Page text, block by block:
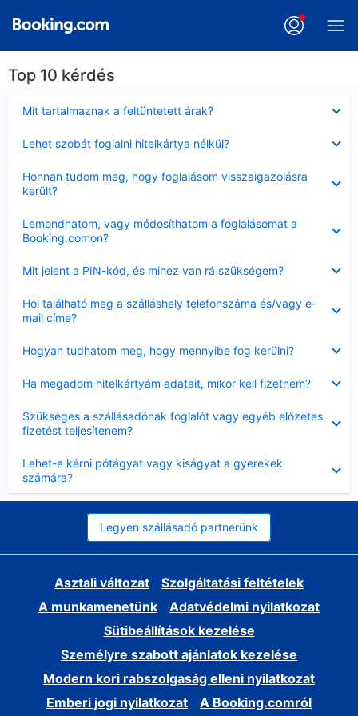
Top 10 kérdés
Mit tartalmaznak a feltüntetett árak?
Lehet szobát foglalni hitelkártya nélkül?
Honnan tudom meg, hogy foglalásom visszaigazolásra
került?
Lemondhatom, vagy módosíthatom a foglalásomat a
Booking.comon?
Mit jelent a PIN-kód, és mihez van rá szükségem?
Hol található meg a szálláshely telefonszáma és/vagy e-
mail címe?
Hogyan tudhatom meg, hogy mennyibe fog kerülni?
Ha megadom hitelkártyám adatait, mikor kell fizetnem?
Szükséges a szállásadónak foglalót vagy egyéb előzetes
fizetést teljesítenem?
Lehet-e kérni pótágyat vagy kiságyat a gyerekek
számára?
Legyen szállásadó partnerünk
Asztali változat
Szolgáltatási feltételek
A munkamenetünk
Adatvédelmi nyilatkozat
Sütibeállítások kezelése
Személyre szabott ajánlatok kezelése
Modern kori rabszolgaság elleni nyilatkozat
Emberi jogi nyilatkozat
A Booking.comról